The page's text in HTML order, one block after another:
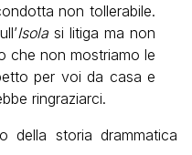
non tollerabile.
Isolasi litiga ma non
che non mostriamo le
per voi da casa e
ringraziarci.
della storia drammatica